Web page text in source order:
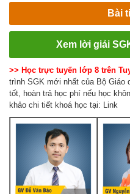
Bài
Xem lời giải
>> Học trực tuyến lớp 8 trên
trình SGK mới nhất của Bộ Giáo
tốt, hoàn trả học phí nếu học
khảo chi tiết khoá học tại: Link